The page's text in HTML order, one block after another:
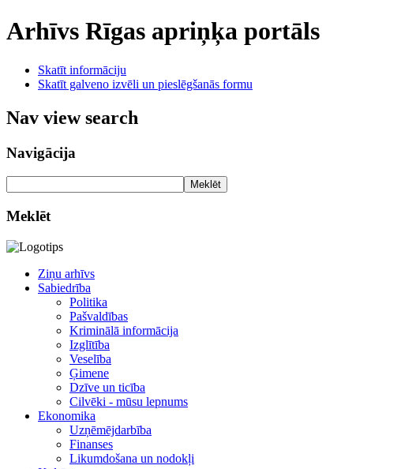
Arhīvs Rīgas apriņķa portāls
Skatīt informāciju
Skatīt galveno izvēli un pieslēgšanās formu
Nav view search
Navigācija
Meklēt
Meklēt
Ziņu arhīvs
Sabiedrība
Politika
Pašvaldības
Kriminālā informācija
Izglītība
Veselība
Ģimene
Dzīve un ticība
Cilvēki - mūsu lepnums
Ekonomika
Uzņēmējdarbība
Finanses
Likumdošana un nodokļi